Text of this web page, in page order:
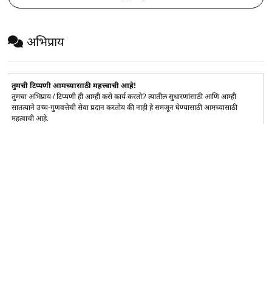
अभिप्राय
तुमची टिप्पणी आमच्यासाठी महत्त्वाची आहे!
तुमचा अभिप्राय / टिप्पणी ही आम्ही कसे कार्य करतो? त्यातील सुधारणांसाठी आणि आम्ही
सातत्याने उच्च-गुणवत्तेची सेवा प्रदान करतोय की नाही हे समजून घेण्यासाठी आमच्यासाठी
महत्वाची आहे.